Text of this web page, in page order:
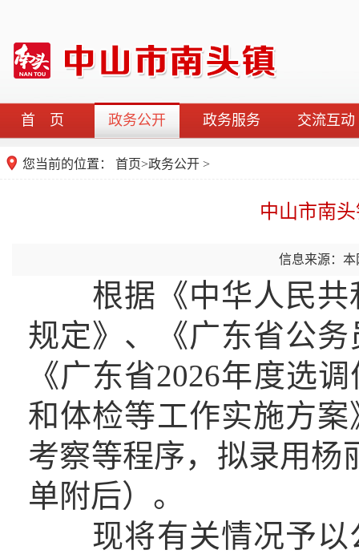
首 页 政务公开 政务服务 交流互动
您当前的位置： 首页>政务公开 >
中山市南
信息来源：本
根据《中华人民共
规定》、《广东省公
《广东省2026年度选
和体检等工作实施方
考察等程序，拟录用杨
单附后）。
现将有关情况予以